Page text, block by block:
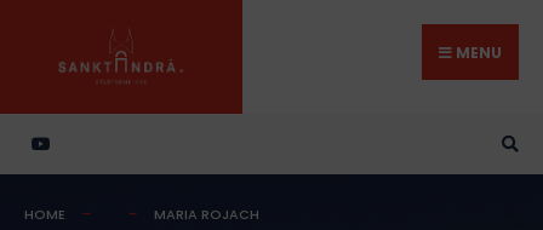
content
MENU
HOME MARIA ROJACH